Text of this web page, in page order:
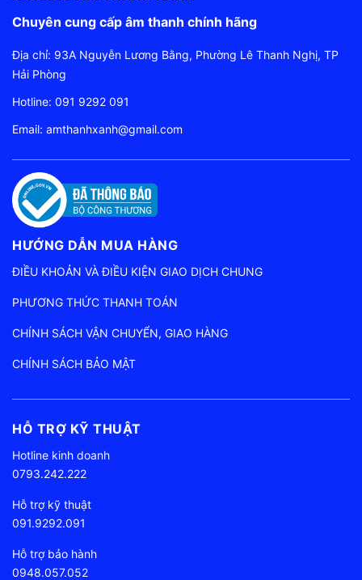
Chuyên cung cấp âm thanh chính hãng
Địa chỉ: 93A Nguyễn Lương Bằng, Phường Lê Thanh Nghị, TP
Hải Phòng
Hotline: 091 9292 091
Email: amthanhxanh@gmail.com
HƯỚNG DẪN MUA HÀNG
ĐIỀU KHOẢN VÀ ĐIỀU KIỆN GIAO DỊCH CHUNG
PHƯƠNG THỨC THANH TOÁN
CHÍNH SÁCH VẬN CHUYỂN, GIAO HÀNG
CHÍNH SÁCH BẢO MẬT
HỖ TRỢ KỸ THUẬT
Hotline kinh doanh
0793.242.222
Hỗ trợ kỹ thuật
091.9292.091
Hỗ trợ bảo hành
0948.057.052